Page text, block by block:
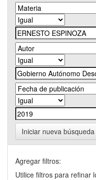
Iniciar nueva búsqueda
Agregar filtros:
Utilice filtros para refinar